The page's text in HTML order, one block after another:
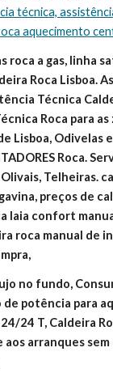
técnica,
aquecimento
roca a gas, linha
Roca Lisboa.
Técnica
Roca para as
Lisboa, Odivelas
Roca.
Telheiras.
preços de
laia confort
roca manual de
no fundo,
potência para
24 T, Caldeira
arranques